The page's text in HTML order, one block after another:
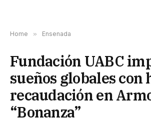
Home » Ensenada
Fundación UABC
sueños globales con
recaudación en
“Bonanza”